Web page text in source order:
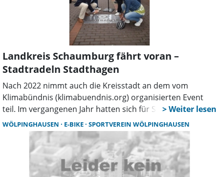
Landkreis Schaumburg fährt voran –
Stadtradeln Stadthagen
Nach 2022 nimmt auch die Kreisstadt an dem vom
Klimabündnis (klimabuendnis.org) organisierten Event
teil. Im vergangenen Jahr hatten sich für Stadthagen
insgesamt 372 Teilnehmer über die App registriert und
hatten im Aktionszeitraum zusammen 48.939 Kilometer
absolviert. Mit dem Ergebnis landete die Kreisstadt im
Vergleich mit den anderen Kommunen im Mittelfeld. Auf
Landkreiseben hatten nach Angaben des
WÖLPINGHAUSEN E-BIKE SPORTVEREIN WÖLPINGHAUSEN